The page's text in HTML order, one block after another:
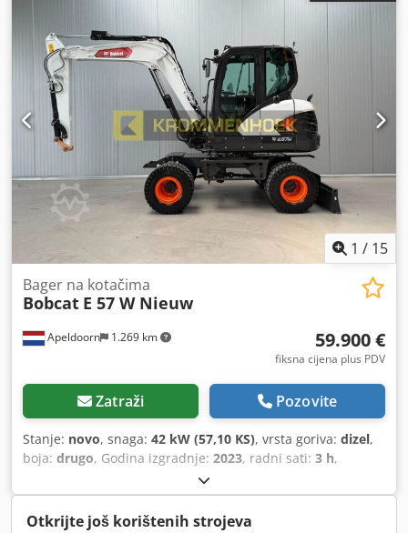
1 / 15
Apeldoorn 1.269 km
Bager na kotačima
Bobcat E 57 W Nieuw
59.900 €
fiksna cijena plus PDV
Zatraži Pozovite
Stanje: novo, snaga: 42 kW (57,10 KS), vrsta goriva: dizel,
boja: drugo, Godina izgradnje: 2023, radni sati: 3 h,
Otkrijte još korištenih strojeva